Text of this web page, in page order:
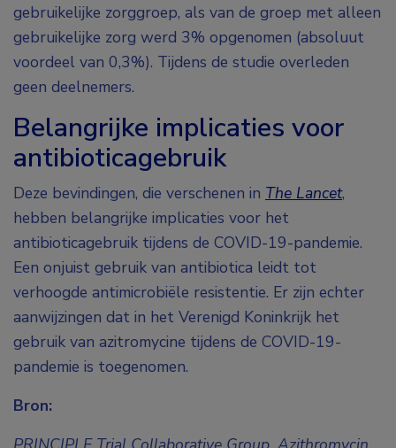
gebruikelijke zorggroep, als van de groep met alleen
gebruikelijke zorg werd 3% opgenomen (absoluut
voordeel van 0,3%). Tijdens de studie overleden
geen deelnemers.
Belangrijke implicaties voor
antibioticagebruik
Deze bevindingen, die verschenen in The Lancet,
hebben belangrijke implicaties voor het
antibioticagebruik tijdens de COVID-19-pandemie.
Een onjuist gebruik van antibiotica leidt tot
verhoogde antimicrobiële resistentie. Er zijn echter
aanwijzingen dat in het Verenigd Koninkrijk het
gebruik van azitromycine tijdens de COVID-19-
pandemie is toegenomen.
Bron: